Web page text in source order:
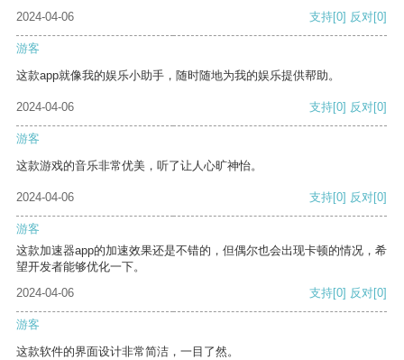
2024-04-06 支持[0] 反对[0]
游客
这款app就像我的娱乐小助手，随时随地为我的娱乐提供帮助。
2024-04-06 支持[0] 反对[0]
游客
这款游戏的音乐非常优美，听了让人心旷神怡。
2024-04-06 支持[0] 反对[0]
游客
这款加速器app的加速效果还是不错的，但偶尔也会出现卡顿的情况，希
望开发者能够优化一下。
2024-04-06
支持[0] 反对[0]
游客
这款软件的界面设计非常简洁，一目了然。